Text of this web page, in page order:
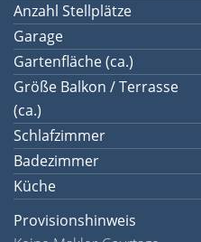
Anzahl Stellplätze
Garage
Gartenfläche (ca.)
Größe Balkon / Terrasse
(ca.)
Schlafzimmer
Badezimmer
Küche
Provisionshinweis